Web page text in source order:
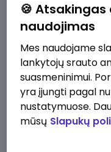
1715 - 2170 €/mėn.
prieš 21 val.
Darbo
🍪
naudojimas
Mes naudojame
lankytojų srauto
suasmeninimui.
yra įjungti pagal
nustatymuose.
mūsų Slapukų